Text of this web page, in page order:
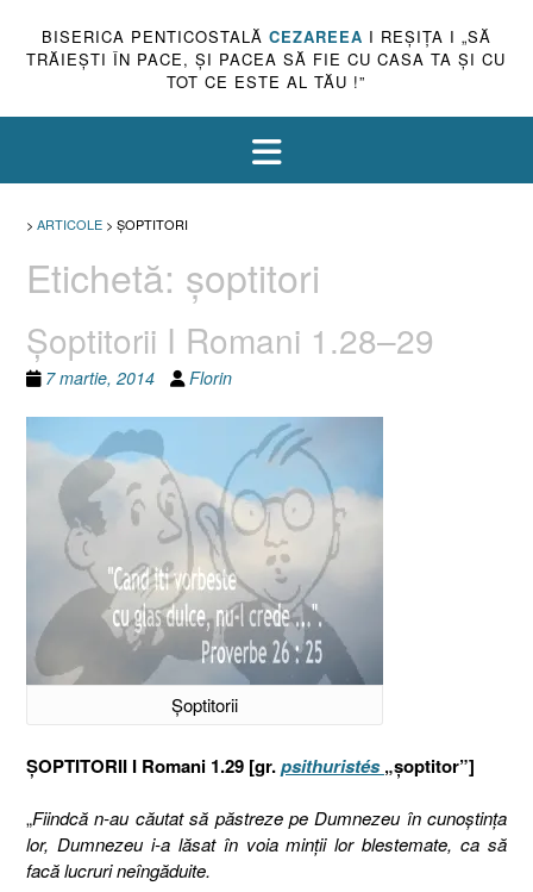
BISERICA PENTICOSTALĂ CEZAREEA I REŞIŢA I „SĂ
TRĂIEŞTI ÎN PACE, ŞI PACEA SĂ FIE CU CASA TA ŞI CU
TOT CE ESTE AL TĂU !”
> ARTICOLE > ŞOPTITORI
Etichetă: şoptitori
Şoptitorii I Romani 1.28–29
7 martie, 2014 Florin
Șoptitorii
ȘOPTITORII I Romani 1.29 [gr.psithuristés „șoptitor”]
„Fiindcă n-au căutat să păstreze pe Dumnezeu în cunoştinţa
lor, Dumnezeu i-a lăsat în voia minţii lor blestemate, ca să
facă lucruri neîngăduite.